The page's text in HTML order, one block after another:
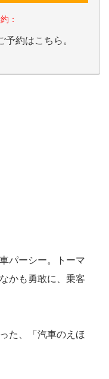
：
約はこちら。
パーシー。トーマ
かも勇敢に、乗客
た、「汽車のえほ